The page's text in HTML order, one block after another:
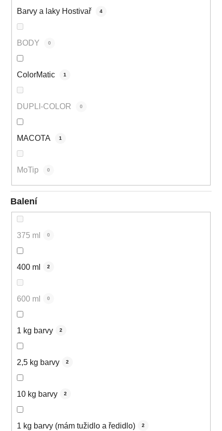
Barvy a laky Hostivař 4
BODY 0
ColorMatic 1
DUPLI-COLOR 0
MACOTA 1
MoTip 0
Balení
375 ml 0
400 ml 2
600 ml 0
1 kg barvy 2
2,5 kg barvy 2
10 kg barvy 2
1 kg barvy (mám tužidlo a ředidlo) 2